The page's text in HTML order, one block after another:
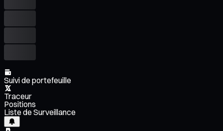
Suivi de portefeuille
Traceur
Positions
Liste de Surveillance